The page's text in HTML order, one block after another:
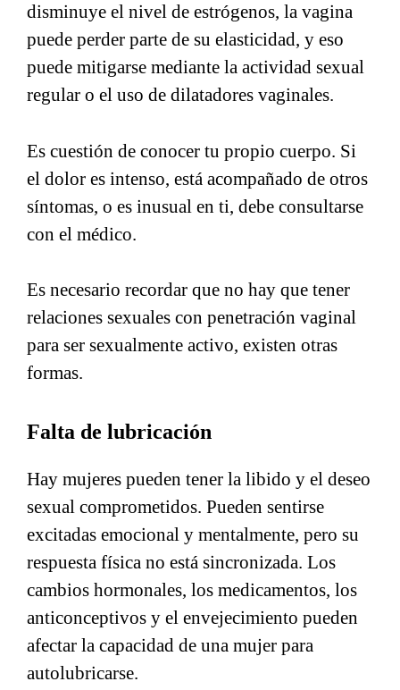
disminuye el nivel de estrógenos, la vagina
puede perder parte de su elasticidad, y eso
puede mitigarse mediante la actividad sexual
regular o el uso de dilatadores vaginales.
Es cuestión de conocer tu propio cuerpo. Si
el dolor es intenso, está acompañado de otros
síntomas, o es inusual en ti, debe consultarse
con el médico.
Es necesario recordar que no hay que tener
relaciones sexuales con penetración vaginal
para ser sexualmente activo, existen otras
formas.
Falta de lubricación
Hay mujeres pueden tener la libido y el deseo
sexual comprometidos. Pueden sentirse
excitadas emocional y mentalmente, pero su
respuesta física no está sincronizada. Los
cambios hormonales, los medicamentos, los
anticonceptivos y el envejecimiento pueden
afectar la capacidad de una mujer para
autolubricarse.